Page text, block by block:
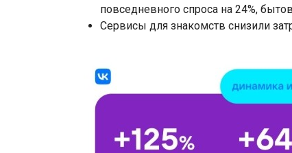
повседневного спроса на 24%,
Сервисы для знакомств снизили